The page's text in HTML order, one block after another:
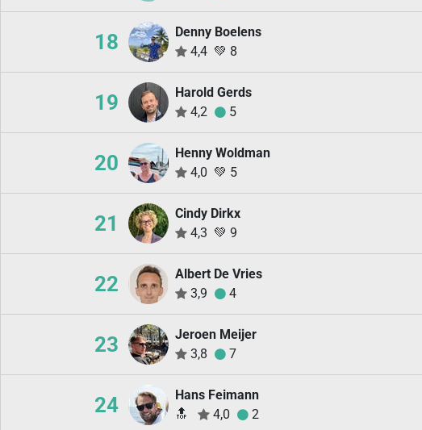
18
Denny Boelens
4,4 💚 8
19
Harold Gerds
4,2
5
20
Henny Woldman
4,0 💚 5
21
Cindy Dirkx
4,3 💚 9
22
Albert De Vries
3,9
4
23
Jeroen Meijer
3,8
7
24
Hans Feimann
🔝
4,0 2